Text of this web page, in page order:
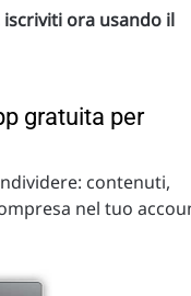
iscriviti ora usando il
gratuita per
contenuti,
nel tuo